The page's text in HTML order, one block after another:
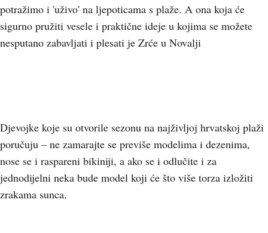
potražimo i 'uživo' na ljepoticama s plaže. A ona koja će
sigurno pružiti vesele i praktične ideje u kojima se možete
nesputano zabavljati i plesati je Zrće u Novalji
Djevojke koje su otvorile sezonu na najživljoj hrvatskoj plaži
poručuju – ne zamarajte se previše modelima i dezenima,
nose se i raspareni bikiniji, a ako se i odlučite i za
jednodijelni neka bude model koji će što više torza izložiti
zrakama sunca.